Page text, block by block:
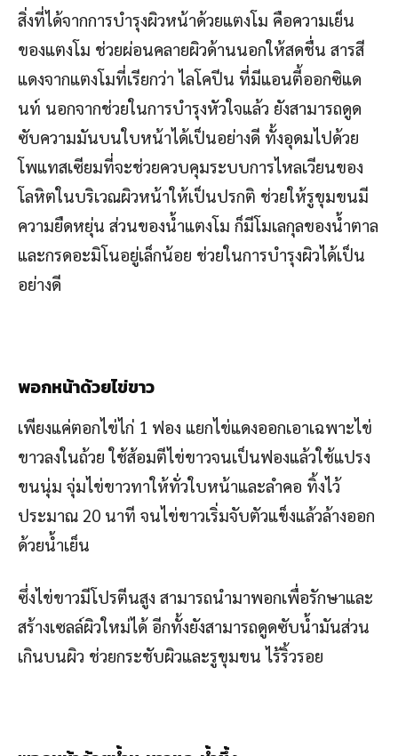
สิ่งที่ได้จากการบำรุงผิวหน้าด้วยแตงโม คือความเย็น
ของแตงโม ช่วยผ่อนคลายผิวด้านนอกให้สดชื่น สารสี
แดงจากแตงโมที่เรียกว่า ไลโคปีน ที่มีแอนตี้ออกซิแด
นท์ นอกจากช่วยในการบำรุงหัวใจแล้ว ยังสามารถดูด
ซับความมันบนใบหน้าได้เป็นอย่างดี ทั้งอุดมไปด้วย
โพแทสเซียมที่จะช่วยควบคุมระบบการไหลเวียนของ
โลหิตในบริเวณผิวหน้าให้เป็นปรกติ ช่วยให้รูขุมขนมี
ความยืดหยุ่น ส่วนของน้ำแตงโม ก็มีโมเลกุลของน้ำตาล
และกรดอะมิโนอยู่เล็กน้อย ช่วยในการบำรุงผิวได้เป็น
อย่างดี
พอกหน้าด้วยไข่ขาว
เพียงแค่ตอกไข่ไก่ 1 ฟอง แยกไข่แดงออกเอาเฉพาะไข่
ขาวลงในถ้วย ใช้ส้อมตีไข่ขาวจนเป็นฟองแล้วใช้แปรง
ขนนุ่ม จุ่มไข่ขาวทาให้ทั่วใบหน้าและลำคอ ทิ้งไว้
ประมาณ 20 นาที จนไข่ขาวเริ่มจับตัวแข็งแล้วล้างออก
ด้วยน้ำเย็น
ซึ่งไข่ขาวมีโปรตีนสูง สามารถนำมาพอกเพื่อรักษาและ
สร้างเซลล์ผิวใหม่ได้ อีกทั้งยังสามารถดูดซับน้ำมันส่วน
เกินบนผิว ช่วยกระชับผิวและรูขุมขน ไร้ริ้วรอย